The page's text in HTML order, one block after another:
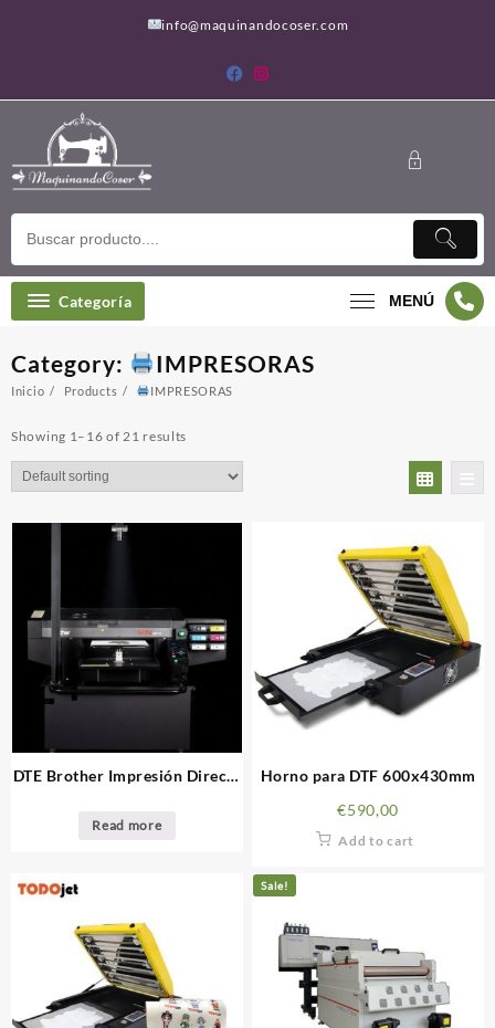
info@maquinandocoser.com
Categoría MENÚ
Category: IMPRESORAS
Inicio Products IMPRESORAS
Showing 1–16 of 21 results
DTE Brother Impresión Directa
Read more
Horno para DTF 600x430mm
€590,00
Add to cart
Sale!